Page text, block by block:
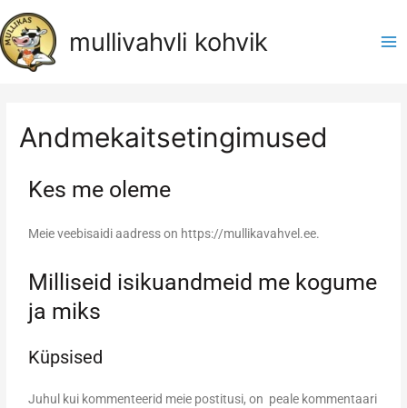
mullivahvli kohvik
Andmekaitsetingimused
Kes me oleme
Meie veebisaidi aadress on https://mullikavahvel.ee.
Milliseid isikuandmeid me kogume
ja miks
Küpsised
Juhul kui kommenteerid meie postitusi, on peale kommentaari